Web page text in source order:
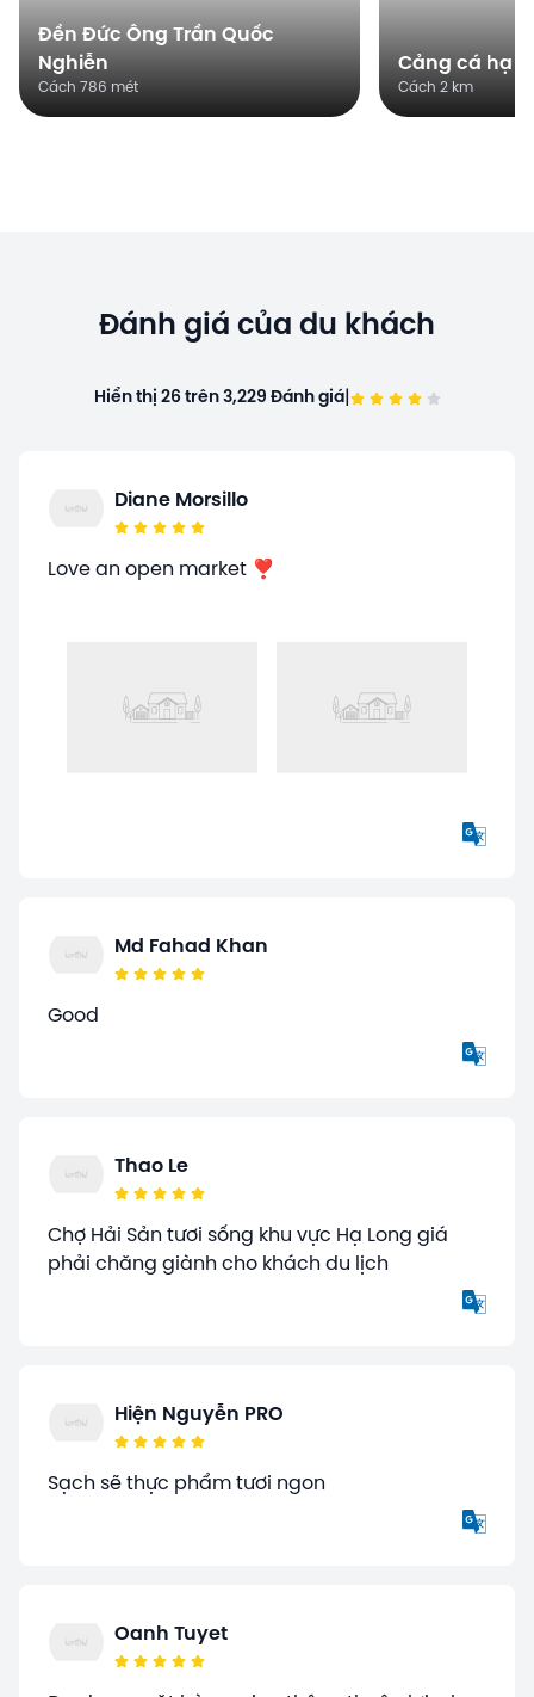
Đền Đức Ông Trần Quốc
Nghiễn
Cách 786 mét
Cảng cá hạ
Cách 2 km
Đánh giá của du khách
Hiển thị 26 trên 3,229 Đánh giá|
Diane Morsillo
Love an open market ❣️
Md Fahad Khan
Good
Thao Le
Chợ Hải Sản tươi sống khu vực Hạ Long giá
phải chăng giành cho khách du lịch
Hiện Nguyễn PRO
Sạch sẽ thực phẩm tươi ngon
Oanh Tuyet